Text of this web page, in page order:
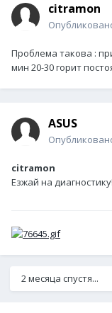
citramon
Проблема такова :
мин 20-30 горит
ASUS
citramon
Езжай на
2 месяца спустя...